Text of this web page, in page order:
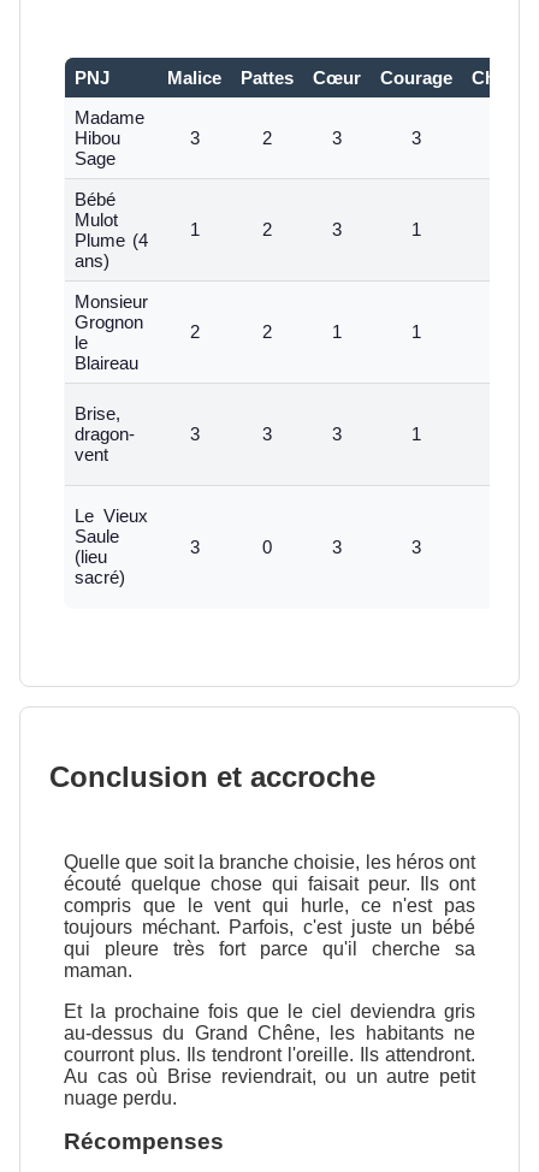
PNJ Malice Pattes Cœur Courage
Chance
Madame
Hibou
Sage
3 2 3 3
Bébé
Mulot
Plume (4
ans)
1 2 3 1
Monsieur
Grognon
le
Blaireau
2 2 1 1
Brise,
dragon-
vent
3 3 3 1
Le Vieux
Saule
(lieu
sacré)
3 0 3 3
Conclusion et accroche
Quelle que soit la branche choisie, les héros ont
écouté quelque chose qui faisait peur. Ils ont
compris que le vent qui hurle, ce n'est pas
toujours méchant. Parfois, c'est juste un bébé
qui pleure très fort parce qu'il cherche sa
maman.
Et la prochaine fois que le ciel deviendra gris
au-dessus du Grand Chêne, les habitants ne
courront plus. Ils tendront l'oreille. Ils attendront.
Au cas où Brise reviendrait, ou un autre petit
nuage perdu.
Récompenses